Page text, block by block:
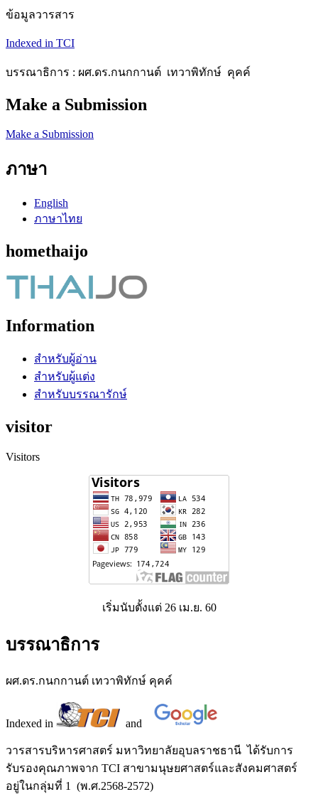
ข้อมูลวารสาร
Indexed in TCI
บรรณาธิการ : ผศ.ดร.กนกกานต์ เทวาพิทักษ์ คุคค์
Make a Submission
Make a Submission
ภาษา
English
ภาษาไทย
homethaijo
Information
สำหรับผู้อ่าน
สำหรับผู้แต่ง
สำหรับบรรณารักษ์
visitor
Visitors
เริ่มนับตั้งแต่ 26 เม.ย. 60
บรรณาธิการ
ผศ.ดร.กนกกานต์ เทวาพิทักษ์ คุคค์
Indexed in and
วารสารบริหารศาสตร์ มหาวิทยาลัยอุบลราชธานี ได้รับการ
รับรองคุณภาพจาก TCI สาขามนุษยศาสตร์และสังคมศาสตร์
อยู่ในกลุ่มที่ 1 (พ.ศ.2568-2572)